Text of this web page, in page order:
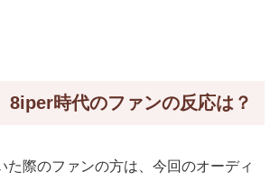
8iper時代のファンの反応は？
た際のファンの方は、今回のオーディ